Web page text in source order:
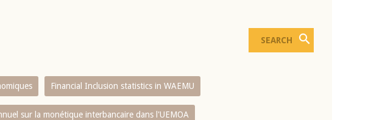
Financial Inclusion statistics in WAEMU
sur la monétique interbancaire dans l'UEMOA